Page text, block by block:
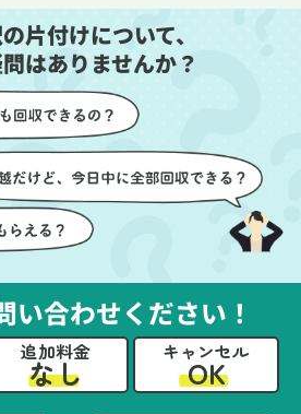
速か
ただ
った
が必
がら
安心
任せ
、作
体を
る
潔
壁や床を傷つけないよう
に細心の注意を払ってい
ただき、家全体がスムー
ズに片付いていくのがと
ても嬉しかったです。作
業が終わった後には、こ
ちらからお願いしなくて
も部屋を簡単に清掃して
いただけたのも好印象で
した。
いても教えていただき、
今後の片付けにも役立つ
知識が増えました。また
何かあれば、ぜひお願い
片付けについて、
はありませんか？
い合わせください！
追加料金
なし
キャンセル
OK